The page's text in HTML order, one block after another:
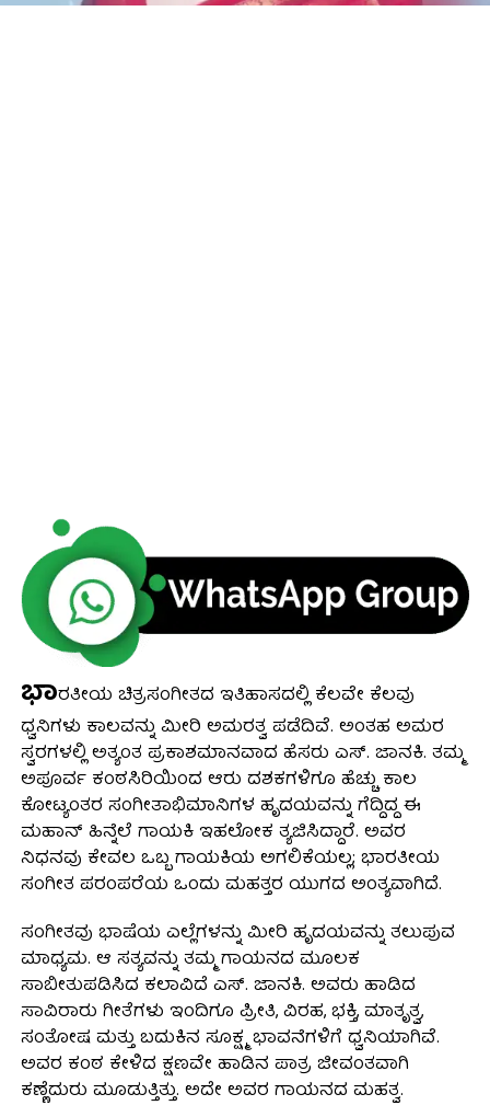
ಭಾರತೀಯ ಚಿತ್ರಸಂಗೀತದ ಇತಿಹಾಸದಲ್ಲಿ ಕೆಲವೇ ಕೆಲವು
ಧ್ವನಿಗಳು ಕಾಲವನ್ನು ಮೀರಿ ಅಮರತ್ವ ಪಡೆದಿವೆ. ಅಂತಹ ಅಮರ
ಸ್ವರಗಳಲ್ಲಿ ಅತ್ಯಂತ ಪ್ರಕಾಶಮಾನವಾದ ಹೆಸರು ಎಸ್. ಜಾನಕಿ. ತಮ್ಮ
ಅಪೂರ್ವ ಕಂಠಸಿರಿಯಿಂದ ಆರು ದಶಕಗಳಿಗೂ ಹೆಚ್ಚು ಕಾಲ
ಕೋಟ್ಯಂತರ ಸಂಗೀತಾಭಿಮಾನಿಗಳ ಹೃದಯವನ್ನು ಗೆದ್ದಿದ್ದ ಈ
ಮಹಾನ್ ಹಿನ್ನೆಲೆ ಗಾಯಕಿ ಇಹಲೋಕ ತ್ಯಜಿಸಿದ್ದಾರೆ. ಅವರ
ನಿಧನವು ಕೇವಲ ಒಬ್ಬ ಗಾಯಕಿಯ ಅಗಲಿಕೆಯಲ್ಲ; ಭಾರತೀಯ
ಸಂಗೀತ ಪರಂಪರೆಯ ಒಂದು ಮಹತ್ತರ ಯುಗದ ಅಂತ್ಯವಾಗಿದೆ.
ಸಂಗೀತವು ಭಾಷೆಯ ಎಲ್ಲೆಗಳನ್ನು ಮೀರಿ ಹೃದಯವನ್ನು ತಲುಪುವ
ಮಾಧ್ಯಮ. ಆ ಸತ್ಯವನ್ನು ತಮ್ಮ ಗಾಯನದ ಮೂಲಕ
ಸಾಬೀತುಪಡಿಸಿದ ಕಲಾವಿದೆ ಎಸ್. ಜಾನಕಿ. ಅವರು ಹಾಡಿದ
ಸಾವಿರಾರು ಗೀತೆಗಳು ಇಂದಿಗೂ ಪ್ರೀತಿ, ವಿರಹ, ಭಕ್ತಿ, ಮಾತೃತ್ವ,
ಸಂತೋಷ ಮತ್ತು ಬದುಕಿನ ಸೂಕ್ಷ್ಮ ಭಾವನೆಗಳಿಗೆ ಧ್ವನಿಯಾಗಿವೆ.
ಅವರ ಕಂಠ ಕೇಳಿದ ಕ್ಷಣವೇ ಹಾಡಿನ ಪಾತ್ರ ಜೀವಂತವಾಗಿ
ಕಣ್ಣೆದುರು ಮೂಡುತ್ತಿತ್ತು. ಅದೇ ಅವರ ಗಾಯನದ ಮಹತ್ವ.